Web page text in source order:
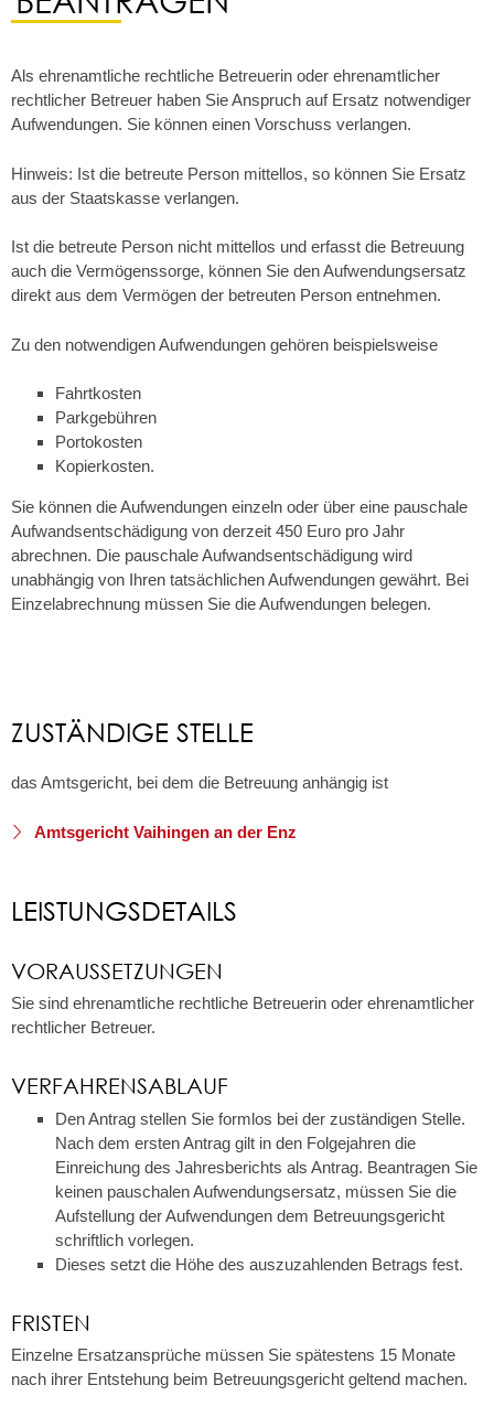
Als ehrenamtliche rechtliche Betreuerin oder ehrenamtlicher
rechtlicher Betreuer haben Sie Anspruch auf Ersatz notwendiger
Aufwendungen. Sie können einen Vorschuss verlangen.
Hinweis: Ist die betreute Person mittellos, so können Sie Ersatz
aus der Staatskasse verlangen.
Ist die betreute Person nicht mittellos und erfasst die Betreuung
auch die Vermögenssorge, können Sie den Aufwendungsersatz
direkt aus dem Vermögen der betreuten Person entnehmen.
Zu den notwendigen Aufwendungen gehören beispielsweise
Fahrtkosten
Parkgebühren
Portokosten
Kopierkosten.
Sie können die Aufwendungen einzeln oder über eine pauschale
Aufwandsentschädigung von derzeit 450 Euro pro Jahr
abrechnen. Die pauschale Aufwandsentschädigung wird
unabhängig von Ihren tatsächlichen Aufwendungen gewährt. Bei
Einzelabrechnung müssen Sie die Aufwendungen belegen.
ZUSTÄNDIGE STELLE
das Amtsgericht, bei dem die Betreuung anhängig ist
Amtsgericht Vaihingen an der Enz
LEISTUNGSDETAILS
VORAUSSETZUNGEN
Sie sind ehrenamtliche rechtliche Betreuerin oder ehrenamtlicher
rechtlicher Betreuer.
VERFAHRENSABLAUF
Den Antrag stellen Sie formlos bei der zuständigen Stelle.
Nach dem ersten Antrag gilt in den Folgejahren die
Einreichung des Jahresberichts als Antrag. Beantragen Sie
keinen pauschalen Aufwendungsersatz, müssen Sie die
Aufstellung der Aufwendungen dem Betreuungsgericht
schriftlich vorlegen.
Dieses setzt die Höhe des auszuzahlenden Betrags fest.
FRISTEN
Einzelne Ersatzansprüche müssen Sie spätestens 15 Monate
nach ihrer Entstehung beim Betreuungsgericht geltend machen.